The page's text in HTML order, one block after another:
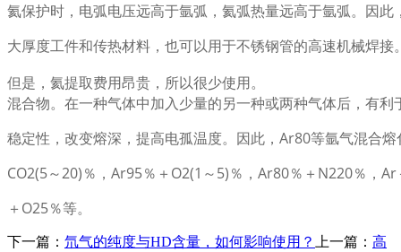
氦保护时，电弧电压远高于氩弧，氦弧热量远高于氩弧。因
大厚度工件和传热材料，也可以用于不锈钢管的高速机械焊接
但是，氦提取费用昂贵，所以很少使用。
混合物。在一种气体中加入少量的另一种或两种气体后，有
稳定性，改变熔深，提高电孤温度。因此，Ar80等氩气混合
CO2(5～20)％，Ar95％＋O2(1～5)％，Ar80％＋N220％，
＋O25％等。
下一篇： 氘气的纯度与HD含量，如何影响使用？ 上一篇： 高